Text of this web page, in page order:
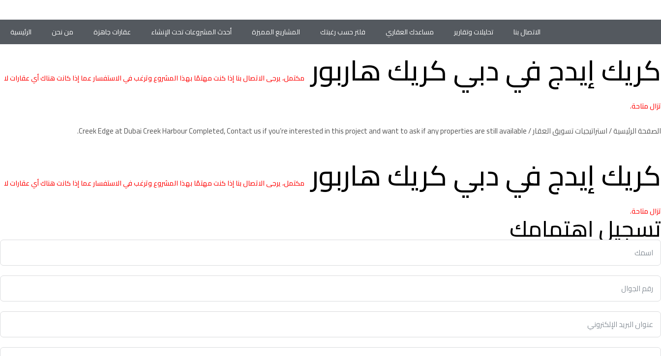
الرئيسية من نحن عقارات جاهزة أحدث المشروعات تحت الإنشاء المشاريع المميزة فلتر حسب رغبتك مساعدك العقاري تحليلات وتقارير الاتصال بنا
كريك إيدج في دبي كريك هاربور مكتمل، يرجى الاتصال بنا إذا كنت مهتمًا بهذا المشروع وترغب في الاستفسار عما إذا كانت هناك أي عقارات لا
تزال متاحة.
الصفحة الرئيسية/استراتيجيات تسويق العقار/ Creek Edge at Dubai Creek Harbour Completed, Contact us if you’re interested in this project and want to ask if any properties are still available.
كريك إيدج في دبي كريك هاربور مكتمل، يرجى الاتصال بنا إذا كنت مهتمًا بهذا المشروع وترغب في الاستفسار عما إذا كانت هناك أي عقارات لا
تزال متاحة.
تسجيل اهتمامك